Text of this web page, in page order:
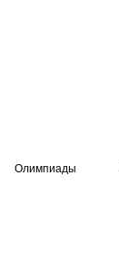
Олимпиады